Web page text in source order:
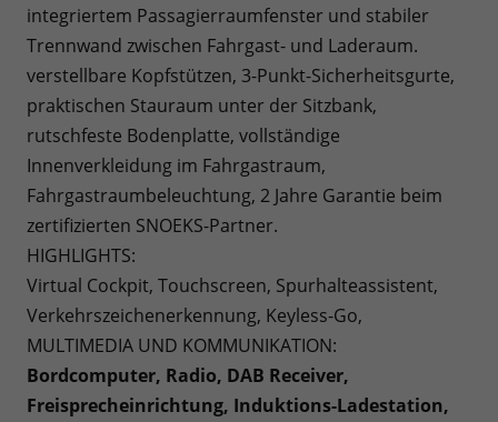
integriertem Passagierraumfenster und stabiler
Trennwand zwischen Fahrgast- und Laderaum.
verstellbare Kopfstützen, 3-Punkt-Sicherheitsgurte,
praktischen Stauraum unter der Sitzbank,
rutschfeste Bodenplatte, vollständige
Innenverkleidung im Fahrgastraum,
Fahrgastraumbeleuchtung, 2 Jahre Garantie beim
zertifizierten SNOEKS-Partner.
HIGHLIGHTS:
Virtual Cockpit, Touchscreen, Spurhalteassistent,
Verkehrszeichenerkennung, Keyless-Go,
MULTIMEDIA UND KOMMUNIKATION:
Bordcomputer, Radio, DAB Receiver,
Freisprecheinrichtung, Induktions-Ladestation,